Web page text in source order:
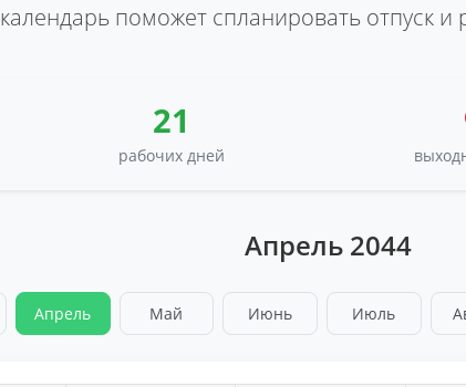
календарь поможет спланировать отпуск и
21
рабочих дней
Апрель 2044
Апрель Май Июнь Июль